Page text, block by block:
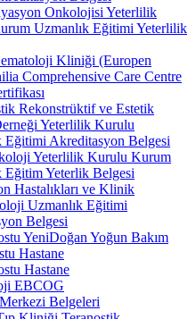
Onkolojisi Yeterlilik
Uzmanlık Eğitimi Yeterlilik
Kliniği (Europen
Comprehensive Care Centre
Rekonstrüktif ve Estetik
Yeterlilik Kurulu
Eğitimi Akreditasyon Belgesi
Yeterlilik Kurulu Kurum
Eğitim Yeterlik Belgesi
Hastalıkları ve Klinik
Uzmanlık Eğitimi
Belgesi
YeniDoğan Yoğun Bakım
Hastane
Hastane
EBCOG
Belgeleri